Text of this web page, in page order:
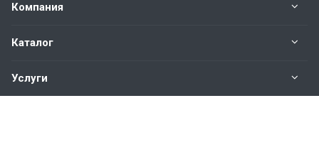
Компания
Каталог
Услуги